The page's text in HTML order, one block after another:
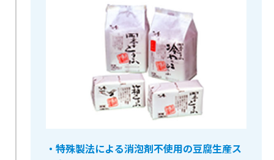
・特殊製法による消泡剤不使用の豆腐生産ス